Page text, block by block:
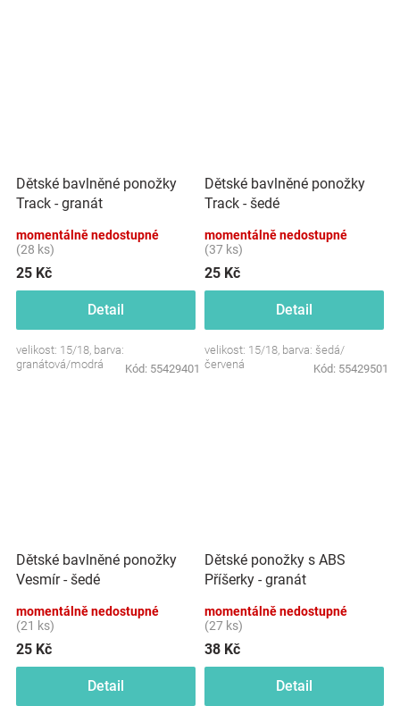
Dětské bavlněné ponožky
Track - granát
momentálně nedostupné
(28 ks)
25 Kč
Detail
velikost: 15/18, barva:
granátová/modrá
Kód: 55429401
Dětské bavlněné ponožky
Track - šedé
momentálně nedostupné
(37 ks)
25 Kč
Detail
velikost: 15/18, barva: šedá/
červená
Kód: 55429501
Dětské bavlněné ponožky
Vesmír - šedé
momentálně nedostupné
(21 ks)
25 Kč
Detail
Dětské ponožky s ABS
Příšerky - granát
momentálně nedostupné
(27 ks)
38 Kč
Detail